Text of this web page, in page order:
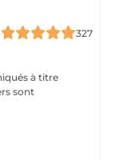
327
à titre
sont